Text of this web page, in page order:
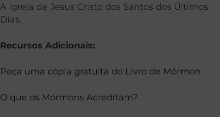
A Igreja de Jesus Cristo dos Santos dos Últimos
Dias.
Recursos Adicionais:
Peça uma cópia gratuita do Livro de Mórmon
O que os Mórmons Acreditam?